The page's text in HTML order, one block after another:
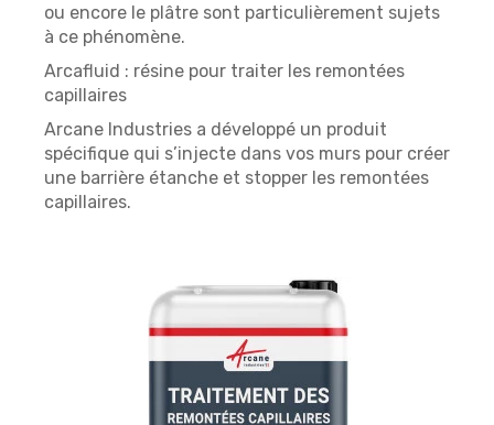
ou encore le plâtre sont particulièrement sujets
à ce phénomène.
Arcafluid : résine pour traiter les remontées
capillaires
Arcane Industries a développé un produit
spécifique qui s’injecte dans vos murs pour créer
une barrière étanche et stopper les remontées
capillaires.